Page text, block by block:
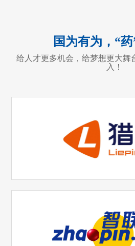
国为有为，“
给人才更多机会，给梦想更大舞
入！